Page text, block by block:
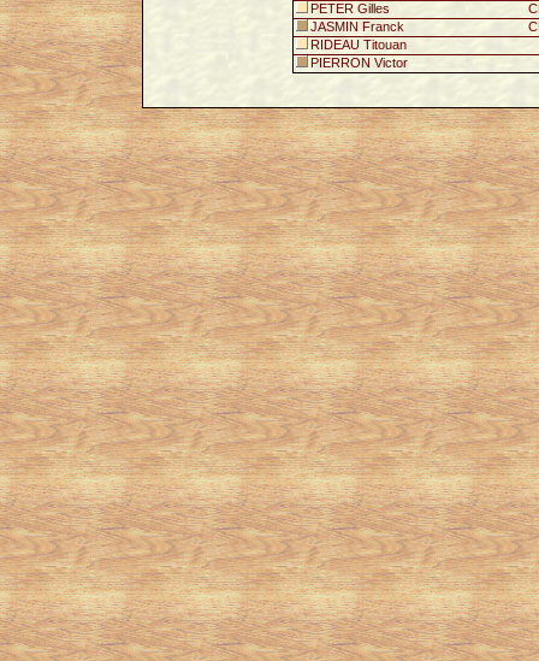
PETER Gilles
JASMIN Franck
RIDEAU Titouan
PIERRON Victor